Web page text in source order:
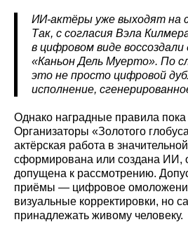
ИИ-актёры уже выходят на
Так, с согласия Вэла
в цифровом виде
«Каньон Дель Муерто». По
это не просто цифровой
исполнение,
Однако наградные правила
Организаторы «Золотого
актёрская работа в
сформирована или создана ИИ,
допущена к рассмотрению.
приёмы — цифровое
визуальные корректировки, но
принадлежать живому человеку.